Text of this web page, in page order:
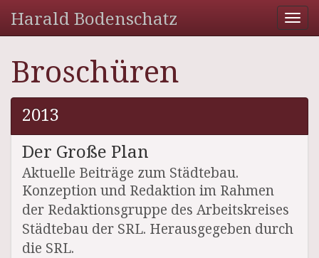
Harald Bodenschatz
Broschüren
2013
Der Große Plan
Aktuelle Beiträge zum Städtebau.
Konzeption und Redaktion im Rahmen
der Redaktionsgruppe des Arbeitskreises
Städtebau der SRL. Herausgegeben durch
die SRL.